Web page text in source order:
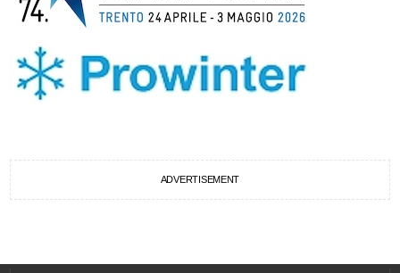
ADVERTISEMENT